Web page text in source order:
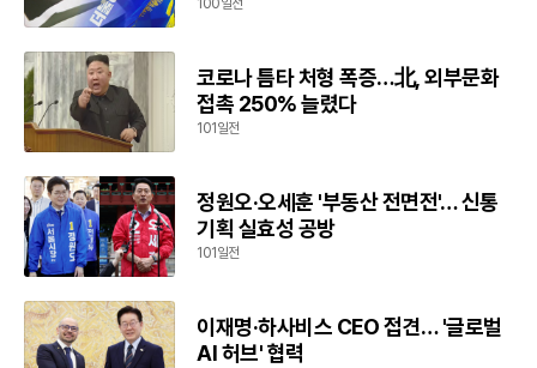
100일전
코로나 틈타 처형 폭증…北, 외부문화
접촉 250% 늘렸다
101일전
정원오·오세훈 '부동산 전면전'… 신통
기획 실효성 공방
101일전
이재명·하사비스 CEO 접견… '글로벌
AI 허브' 협력